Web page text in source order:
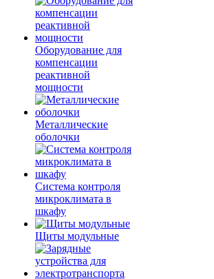
Оборудование для
компенсации
реактивной
мощности
Металлические
оболочки
Система контроля
микроклимата в
шкафу
Щиты модульные